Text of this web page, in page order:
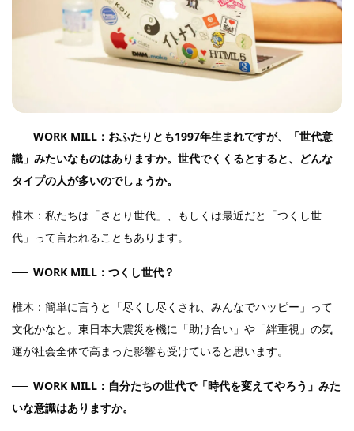
WORK MILL：おふたりとも1997年生まれですが、「世代意
識」みたいなものはありますか。世代でくくるとすると、どんな
タイプの人が多いのでしょうか。
椎木：私たちは「さとり世代」、もしくは最近だと「つくし世
代」って言われることもあります。
WORK MILL：つくし世代？
椎木：簡単に言うと「尽くし尽くされ、みんなでハッピー」って
文化かなと。東日本大震災を機に「助け合い」や「絆重視」の気
運が社会全体で高まった影響も受けていると思います。
WORK MILL：自分たちの世代で「時代を変えてやろう」みた
いな意識はありますか。